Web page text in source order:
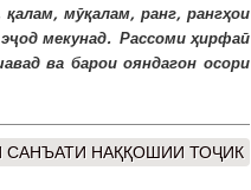
мӯқалам, ранг, рангҳои
эҷод мекунад. Рассоми ҳирфаӣ
ва барои ояндагон осори
НАҚҚОШИИ ТОҶИК